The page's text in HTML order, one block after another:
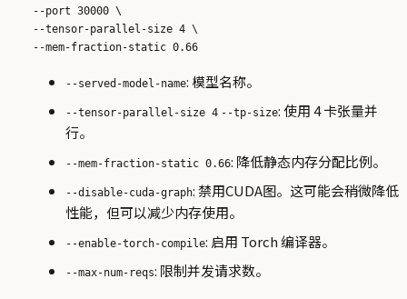
    --port 30000 \
    --tensor-parallel-size 4 \
--served-model-name: 模型名称。
--tensor-parallel-size 4 --tp-size: 使用 4 卡张量并
行。
--mem-fraction-static 0.66: 降低静态内存分配比例。
--disable-cuda-graph: 禁用CUDA图。这可能会稍微降低
性能，但可以减少内存使用。
--enable-torch-compile: 启用 Torch 编译器。
--max-num-reqs: 限制并发请求数。